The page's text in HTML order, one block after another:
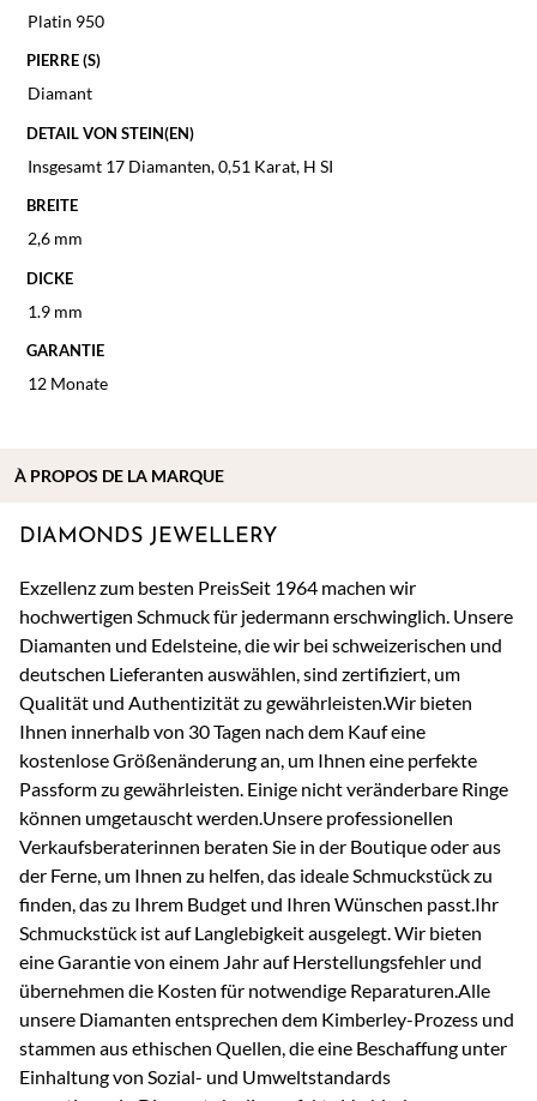
Platin 950
PIERRE (S)
Diamant
DETAIL VON STEIN(EN)
Insgesamt 17 Diamanten, 0,51 Karat, H SI
BREITE
2,6 mm
DICKE
1.9 mm
GARANTIE
12 Monate
DIAMONDS JEWELLERY
Exzellenz zum besten PreisSeit 1964 machen wir
hochwertigen Schmuck für jedermann erschwinglich. Unsere
Diamanten und Edelsteine, die wir bei schweizerischen und
deutschen Lieferanten auswählen, sind zertifiziert, um
Qualität und Authentizität zu gewährleisten.Wir bieten
Ihnen innerhalb von 30 Tagen nach dem Kauf eine
kostenlose Größenänderung an, um Ihnen eine perfekte
Passform zu gewährleisten. Einige nicht veränderbare Ringe
können umgetauscht werden.Unsere professionellen
Verkaufsberaterinnen beraten Sie in der Boutique oder aus
der Ferne, um Ihnen zu helfen, das ideale Schmuckstück zu
finden, das zu Ihrem Budget und Ihren Wünschen passt.Ihr
Schmuckstück ist auf Langlebigkeit ausgelegt. Wir bieten
eine Garantie von einem Jahr auf Herstellungsfehler und
übernehmen die Kosten für notwendige Reparaturen.Alle
unsere Diamanten entsprechen dem Kimberley-Prozess und
stammen aus ethischen Quellen, die eine Beschaffung unter
Einhaltung von Sozial- und Umweltstandards
À PROPOS DE LA MARQUE